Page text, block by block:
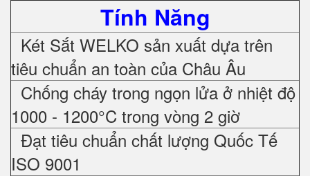
Tính Năng
Két Sắt WELKO sản xuất dựa trên
tiêu chuẩn an toàn của Châu Âu
Chống cháy trong ngọn lửa ở nhiệt độ
1000 - 1200°C trong vòng 2 giờ
Đạt tiêu chuẩn chất lượng Quốc Tế
ISO 9001